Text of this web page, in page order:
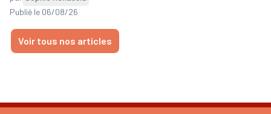
Publié le 06/08/26
Voir tous nos articles